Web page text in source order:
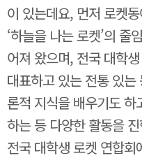
이 있는데요, 먼저 로켓
‘하늘을 나는 로켓’의 줄
어져 왔으며, 전국 대학
대표하고 있는 전통 있
론적 지식을 배우기도
하는 등 다양한 활동을
전국 대학생 로켓 연합